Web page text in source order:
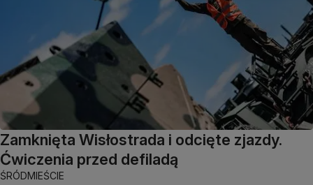
Zamknięta Wisłostrada i odcięte zjazdy.
Ćwiczenia przed defiladą
ŚRÓDMIEŚCIE